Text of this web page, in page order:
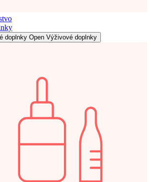
doplnky Open Výživové doplnky